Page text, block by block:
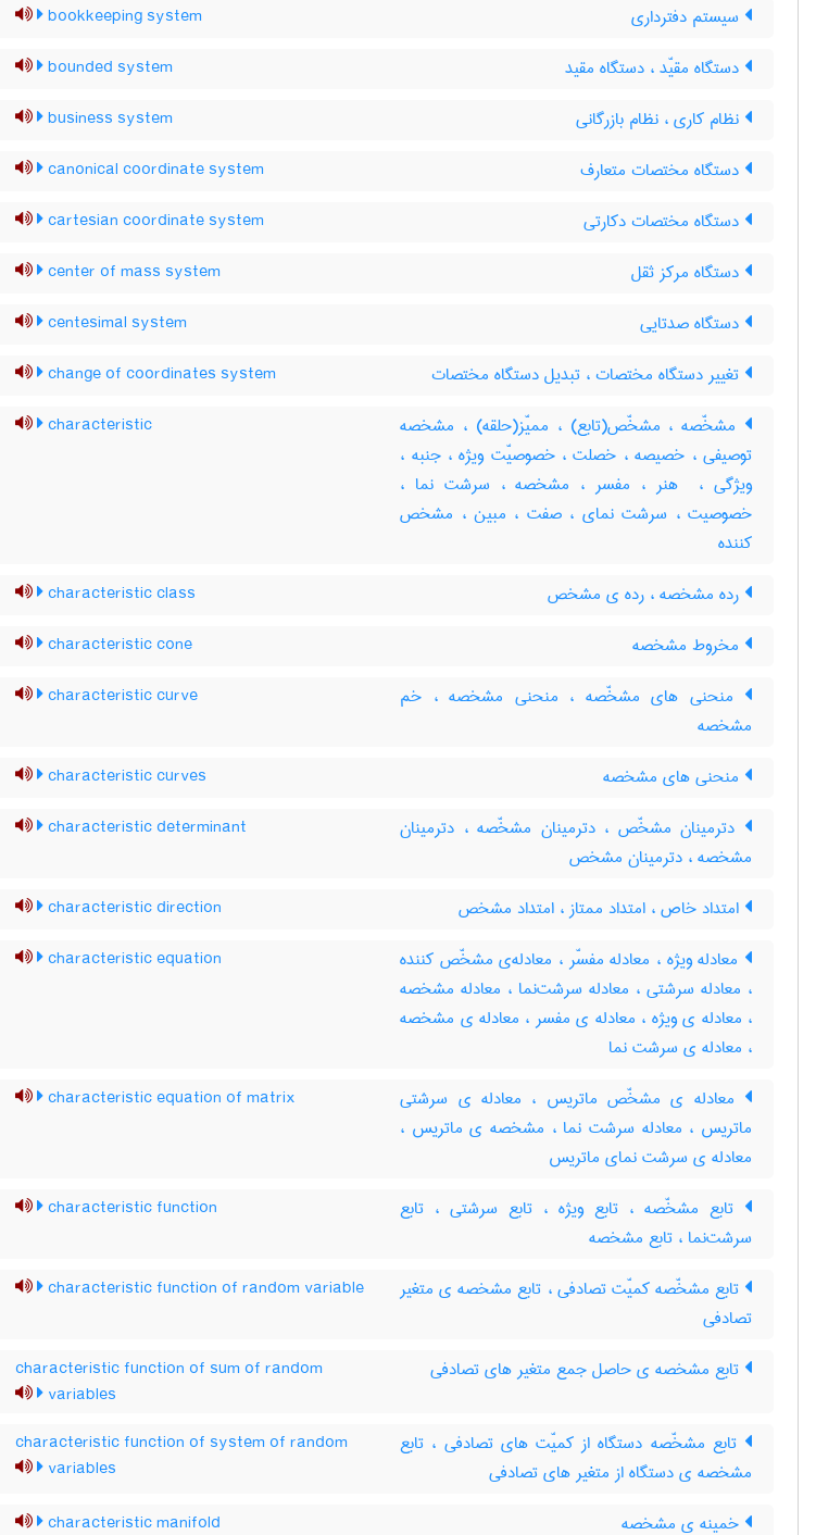
سیستم دفترداری bookkeeping system
دستگاه مقیّد ، دستگاه مقید bounded system
نظام کاری ، نظام بازرگانی business system
دستگاه مختصات متعارف canonical coordinate system
دستگاه مختصات دکارتی cartesian coordinate system
دستگاه مرکز ثقل center of mass system
دستگاه صدتایی centesimal system
تغییر دستگاه مختصات ، تبدیل دستگاه مختصات change of coordinates system
مشخّصه ، مشخّص(تابع) ، ممیّز(حلقه) ، مشخصه
توصیفی ، خصیصه ، خصلت ، خصوصیّت ویژه ، جنبه ،
ویژگی ، ‌ هنر ، مفسر ، مشخصه ، سرشت نما ،
خصوصیت ، سرشت نمای ، صفت ، مبین ، مشخص
کننده
characteristic
رده مشخصه ، رده ی مشخص characteristic class
مخروط مشخصه characteristic cone
منحنی های مشخّصه ، منحنی مشخصه ، خم
مشخصه
characteristic curve
منحنی های مشخصه characteristic curves
دترمینان مشخّص ، دترمینان مشخّصه ، دترمینان
مشخصه ، دترمینان مشخص
characteristic determinant
امتداد خاص ، امتداد ممتاز ، امتداد مشخص characteristic direction
معادله ویژه ، معادله مفسّر ، معادله‌ی مشخّص کننده
، معادله سرشتی ، معادله سرشت‌نما ، معادله مشخصه
، معادله ی ویژه ، معادله ی مفسر ، معادله ی مشخصه
، معادله ی سرشت نما
characteristic equation
معادله ی مشخّص ماتریس ، معادله ی سرشتی
ماتریس ، معادله سرشت نما ، مشخصه ی ماتریس ،
معادله ی سرشت نمای ماتریس
characteristic equation of matrix
تابع مشخّصه ، تابع ویژه ، تابع سرشتی ، تابع
سرشت‌نما ، تابع مشخصه
characteristic function
تابع مشخّصه کمیّت تصادفی ، تابع مشخصه ی متغیر
تصادفی
characteristic function of random variable
تابع مشخصه ی حاصل جمع متغیر های تصادفی
characteristic function of sum of random
variables
تابع مشخّصه دستگاه از کمیّت های تصادفی ، تابع
مشخصه ی دستگاه از متغیر های تصادفی
characteristic function of system of random
variables
خمینه ی مشخصه characteristic manifold